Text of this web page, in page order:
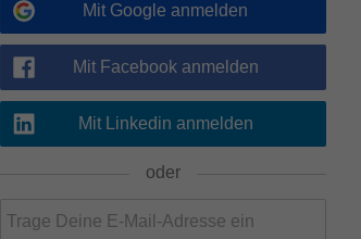
Mit Google anmelden
Mit Facebook anmelden
Mit Linkedin anmelden
oder